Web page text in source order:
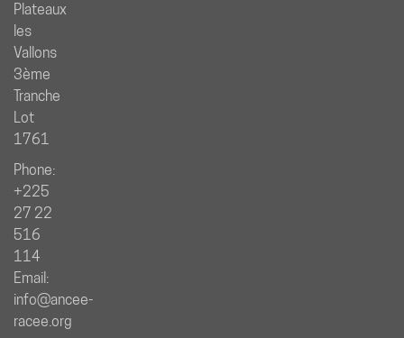
Plateaux
les
Vallons
3ème
Tranche
Lot
1761
Phone:
+225
27 22
516
114
Email:
info@ancee-
racee.org